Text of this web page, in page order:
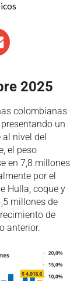
2025
colombianas
un
al nivel del
el peso
en 7,8 millones
por el
Hulla, coque y
millones de
de
anterior.